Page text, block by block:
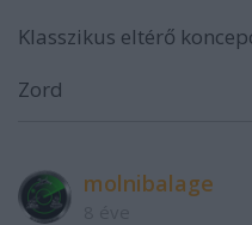
Klasszikus eltérő
Zord
molnibalage